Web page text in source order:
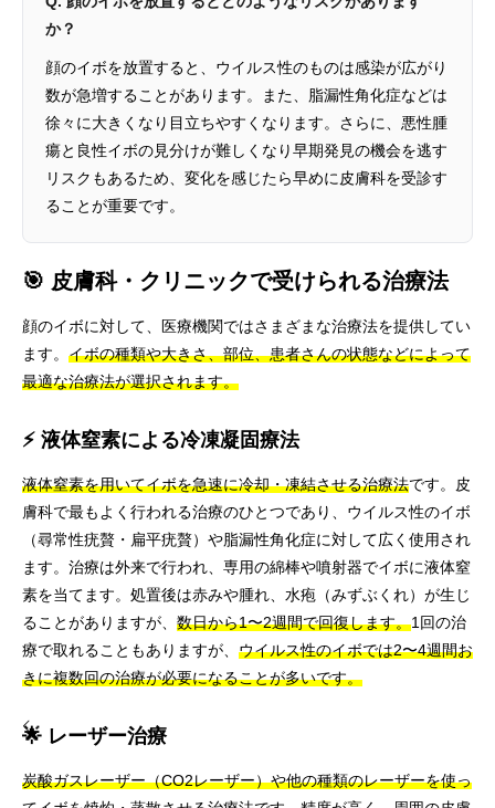
か？
顔のイボを放置すると、ウイルス性のものは感染が広がり
数が急増することがあります。また、脂漏性角化症などは
徐々に大きくなり目立ちやすくなります。さらに、悪性腫
瘍と良性イボの見分けが難しくなり早期発見の機会を逃す
リスクもあるため、変化を感じたら早めに皮膚科を受診す
ることが重要です。
🎯 皮膚科・クリニックで受けられる治療法
顔のイボに対して、医療機関ではさまざまな治療法を提供してい
ます。 イボの種類や大きさ、部位、患者さんの状態などによって
最適な治療法が選択されます。
⚡ 液体窒素による冷凍凝固療法
液体窒素を用いてイボを急速に冷却・凍結させる治療法です。皮
膚科で最もよく行われる治療のひとつであり、ウイルス性のイボ
（尋常性疣贅・扁平疣贅）や脂漏性角化症に対して広く使用され
ます。治療は外来で行われ、専用の綿棒や噴射器でイボに液体窒
素を当てます。処置後は赤みや腫れ、水疱（みずぶくれ）が生じ
ることがありますが、 数日から1〜2週間で回復します。1回の治
療で取れることもありますが、 ウイルス性のイボでは2〜4週間お
きに複数回の治療が必要になることが多いです。
🌟 レーザー治療
炭酸ガスレーザー（CO2レーザー）や他の種類のレーザーを使っ